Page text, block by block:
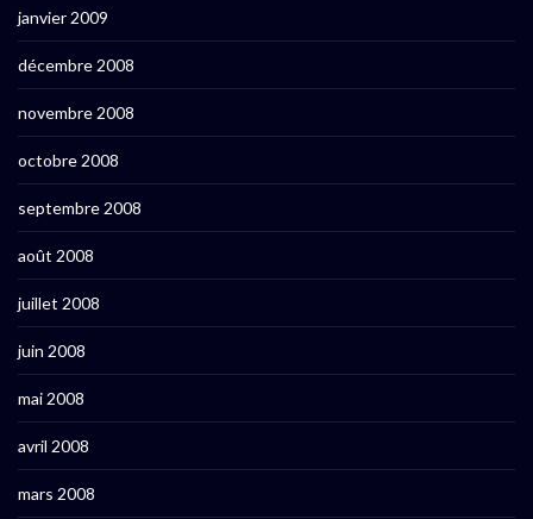
janvier 2009
décembre 2008
novembre 2008
octobre 2008
septembre 2008
août 2008
juillet 2008
juin 2008
mai 2008
avril 2008
mars 2008